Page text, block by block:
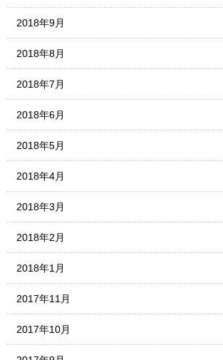
2018年9月
2018年8月
2018年7月
2018年6月
2018年5月
2018年4月
2018年3月
2018年2月
2018年1月
2017年11月
2017年10月